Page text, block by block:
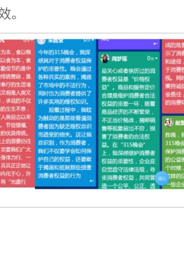
。